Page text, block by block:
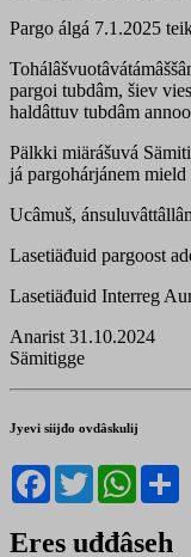
Pargo álgá 7.1.2025
pargoi tubdâm, šiev
haldâttuv tubdâm
Pälkki miärášuvá
já pargohárjánem
Ucâmuš,
Lasetiäđuid pargoost
Lasetiäđuid Interreg
Anarist 31.10.2024
Sämitigge
Jyevi siijđo ovdâskulij
Facebook
Twitter
Eres uđđâseh